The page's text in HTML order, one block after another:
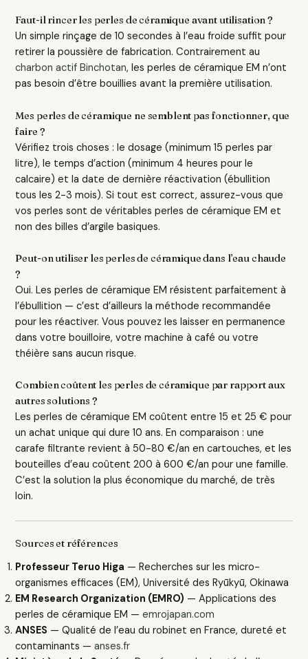
Faut-il rincer les perles de céramique avant utilisation ?
Un simple rinçage de 10 secondes à l’eau froide suffit pour
retirer la poussière de fabrication. Contrairement au
charbon actif Binchotan, les perles de céramique EM n’ont
pas besoin d’être bouillies avant la première utilisation.
Mes perles de céramique ne semblent pas fonctionner, que
faire ?
Vérifiez trois choses : le dosage (minimum 15 perles par
litre), le temps d’action (minimum 4 heures pour le
calcaire) et la date de dernière réactivation (ébullition
tous les 2-3 mois). Si tout est correct, assurez-vous que
vos perles sont de véritables perles de céramique EM et
non des billes d’argile basiques.
Peut-on utiliser les perles de céramique dans l’eau chaude
?
Oui. Les perles de céramique EM résistent parfaitement à
l’ébullition — c’est d’ailleurs la méthode recommandée
pour les réactiver. Vous pouvez les laisser en permanence
dans votre bouilloire, votre machine à café ou votre
théière sans aucun risque.
Combien coûtent les perles de céramique par rapport aux
autres solutions ?
Les perles de céramique EM coûtent entre 15 et 25 € pour
un achat unique qui dure 10 ans. En comparaison : une
carafe filtrante revient à 50-80 €/an en cartouches, et les
bouteilles d’eau coûtent 200 à 600 €/an pour une famille.
C’est la solution la plus économique du marché, de très
loin.
Sources et références
Professeur Teruo Higa — Recherches sur les micro-
organismes efficaces (EM), Université des Ryūkyū, Okinawa
EM Research Organization (EMRO) — Applications des
perles de céramique EM —emrojapan.com
ANSES — Qualité de l’eau du robinet en France, dureté et
contaminants —anses.fr